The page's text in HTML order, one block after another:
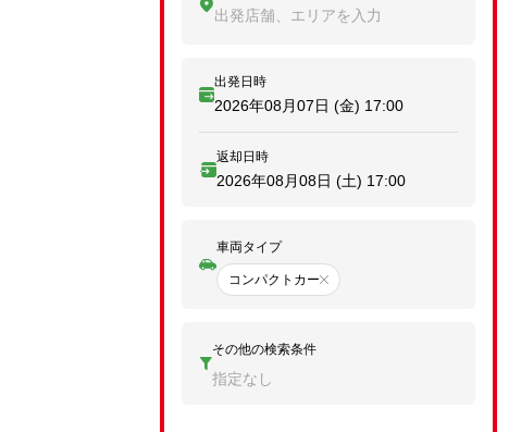
出発店舗、エリアを入力
出発日時
2026年08月07日 (金) 17:00
返却日時
2026年08月08日 (土) 17:00
車両タイプ
コンパクトカー
その他の検索条件
指定なし